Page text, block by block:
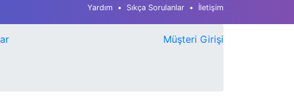
Yardım Sıkça Sorulanlar İletişim
Müşteri Girişi